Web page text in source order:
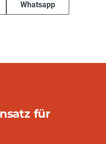
Whatsapp
für